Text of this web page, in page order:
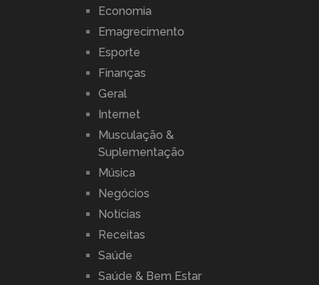
Economia
Emagrecimento
Esporte
Finanças
Geral
Internet
Musculação &
Suplementação
Música
Negócios
Notícias
Receitas
Saúde
Saúde & Bem Estar